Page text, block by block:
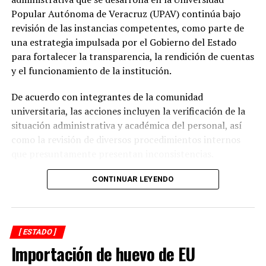
prioridad desde el inicio de mi gobierno y continuaremos
gestionando recursos y proyectos que contribuyan al
desarrollo del municipio y al bienestar de las familias
alvaradeñas”.
Por último, reconoció y agradeció a la gobernadora del
Alvarado, así como a personal directivo de la CFE por la
disposición y coordinación institucional para impulsar
estas importantes acciones en beneficio del municipio.
Popular Autónoma de Veracruz (UPAV) continúa bajo
revisión de las instancias competentes, como parte de
una estrategia impulsada por el Gobierno del Estado
para fortalecer la transparencia, la rendición de cuentas
y el funcionamiento de la institución.
De acuerdo con integrantes de la comunidad
universitaria, las acciones incluyen la verificación de la
situación administrativa y académica del personal, así
como la revisión de diversos procedimientos internos
Entre los aspectos que son objeto de análisis se
simultáneas en distintos centros de estudio, la
validación de documentación académica de directivos,
adeudos en la entrega de calificaciones, denuncias por
presuntos cobros indebidos relacionados con
CONTINUAR LEYENDO
[ ESTADO ]
Importación de huevo de EU